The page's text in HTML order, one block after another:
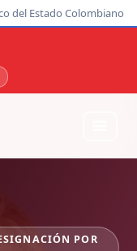
del Estado Colombiano
POR